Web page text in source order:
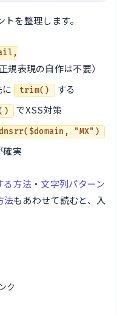
を整理します。
規表現の自作は不要）
trim()
する
でXSS対策
"MX")
確実
る方法 ・文字列パターン
法もあわせて読むと、入
ク